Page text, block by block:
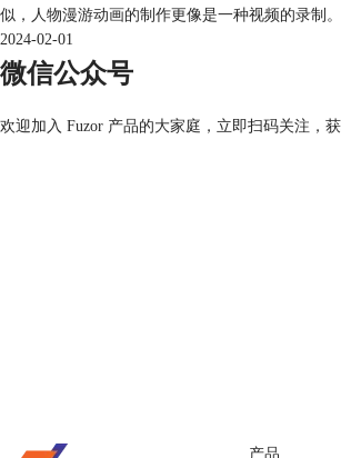
似，人物漫游动画的制作更像是一种视频的录制
2024-02-01
微信公众号
欢迎加入 Fuzor 产品的大家庭，立即扫码关注，
产品